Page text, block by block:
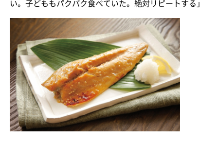
い。子どももパクパク食べていた。絶対リピートする」